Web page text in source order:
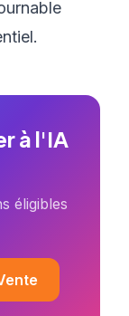
à l'IA
éligibles